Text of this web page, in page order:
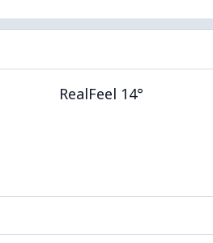
RealFeel 14°